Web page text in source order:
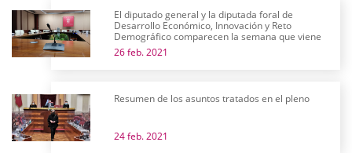
El diputado general y la diputada foral de
Desarrollo Económico, Innovación y Reto
Demográfico comparecen la semana que viene
26 feb. 2021
Resumen de los asuntos tratados en el pleno
24 feb. 2021